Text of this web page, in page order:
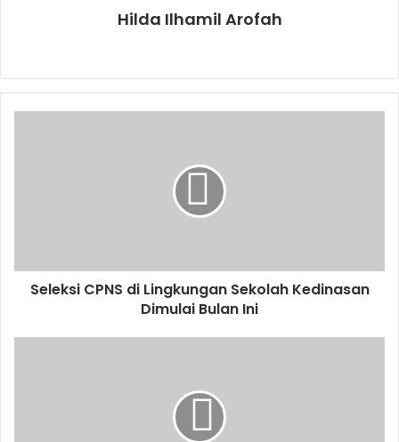
Hilda Ilhamil Arofah
Ini
Seleksi CPNS di Lingkungan Sekolah Kedinasan
Dimulai Bulan Ini